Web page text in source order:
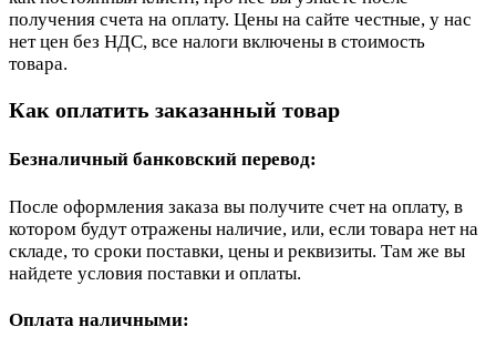
получения счета на оплату. Цены на сайте честные, у нас
нет цен без НДС, все налоги включены в стоимость
товара.
Как оплатить заказанный товар
Безналичный банковский перевод:
После оформления заказа вы получите счет на оплату, в
котором будут отражены наличие, или, если товара нет на
складе, то сроки поставки, цены и реквизиты. Там же вы
найдете условия поставки и оплаты.
Оплата наличными: